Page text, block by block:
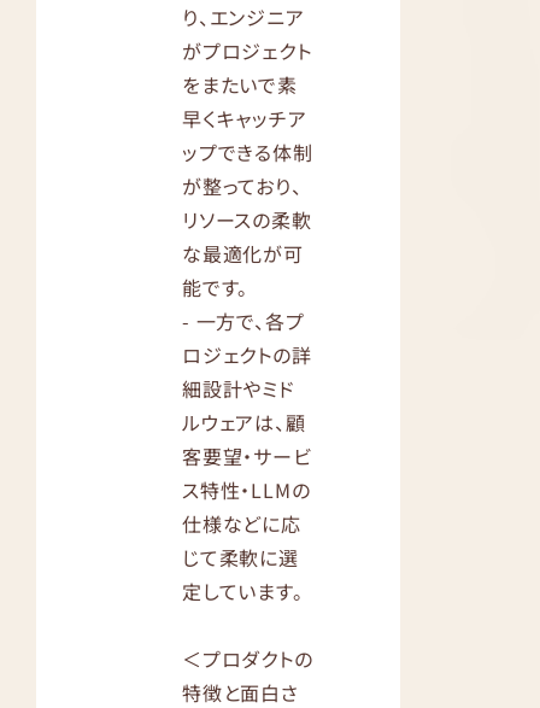
り、エンジニア
がプロジェクト
をまたいで素
早くキャッチア
ップできる体制
が整っており、
リソースの柔軟
な最適化が可
能です。
- 一方で、各プ
ロジェクトの詳
細設計やミド
ルウェアは、顧
客要望・サービ
ス特性・LLMの
仕様などに応
じて柔軟に選
定しています。
＜プロダクトの
特徴と面白さ